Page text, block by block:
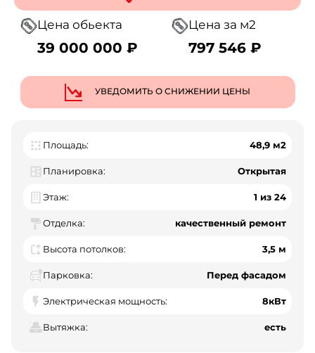
Цена обьекта
39 000 000 ₽
Цена за м2
797 546 ₽
УВЕДОМИТЬ О СНИЖЕНИИ ЦЕНЫ
Площадь: 48,9 м2
Планировка: Открытая
Этаж: 1 из 24
Отделка: качественный ремонт
Высота потолков: 3,5 м
Парковка: Перед фасадом
Электрическая мощность: 8кВт
Вытяжка: есть